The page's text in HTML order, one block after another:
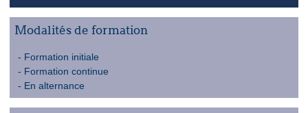
Modalités de formation
Formation initiale
Formation continue
En alternance